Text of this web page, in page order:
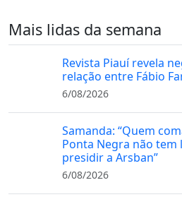
Mais lidas da semana
Revista Piauí revela
relação entre Fábio
6/08/2026
Samanda: “Quem
Ponta Negra não
presidir a Arsban”
6/08/2026